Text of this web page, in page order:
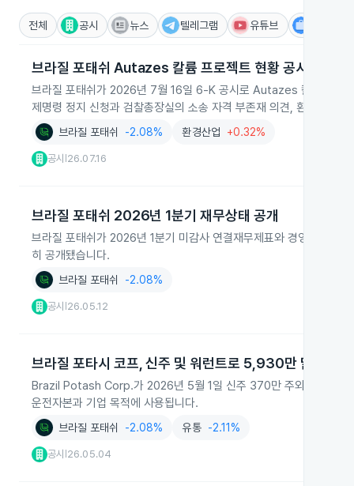
전체 공시 뉴스 텔레그램 유튜브
브라질 포태쉬 Autazes 칼륨 프로젝트 현황 공시
브라질 포태쉬가 2026년 7월 16일 6‑K 공시로 Autazes 칼륨 프로
제명령 정지 신청과 검찰총장실의 소송 자격 부존재 의견, 환경 인허
브라질 포태쉬 -2.08% 환경산업 +0.32%
공시 26.07.16
브라질 포태쉬 2026년 1분기 재무상태 공개
브라질 포태쉬가 2026년 1분기 미감사 연결재무제표와 경영진 분석
히 공개됐습니다.
브라질 포태쉬 -2.08%
공시 26.05.12
브라질 포타시 코프, 신주 및 워런트로 5,930만 달러 조달
Brazil Potash Corp.가 2026년 5월 1일 신주 370만 주와 워런트
운전자본과 기업 목적에 사용됩니다.
브라질 포태쉬 -2.08% 유통 -2.11%
공시 26.05.04